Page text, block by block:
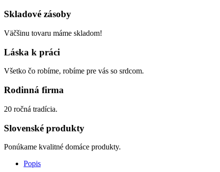
Skladové zásoby
Väčšinu tovaru máme skladom!
Láska k práci
Všetko čo robíme, robíme pre vás so srdcom.
Rodinná firma
20 ročná tradícia.
Slovenské produkty
Ponúkame kvalitné domáce produkty.
Popis